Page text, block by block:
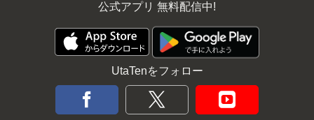
公式アプリ 無料配信中!
UtaTenをフォロー